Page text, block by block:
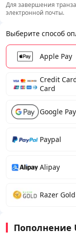
Для завершения
электронной почты.
Выберите способ
Apple Pay
Credit
Card
Google Pay
Paypal
Alipay
Razer Gold
Пополнение